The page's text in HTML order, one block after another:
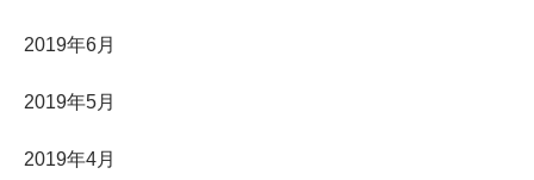
2019年6月
2019年5月
2019年4月